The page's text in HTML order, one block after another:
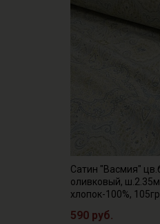
Сатин "Васмия"
оливковый,
хлопок-100%,
590 руб.